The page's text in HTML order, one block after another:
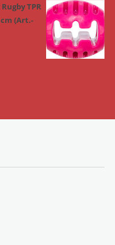
TPR
(Art.-